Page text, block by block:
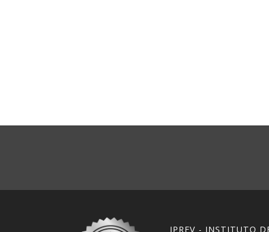
IPREV - INSTITUTO